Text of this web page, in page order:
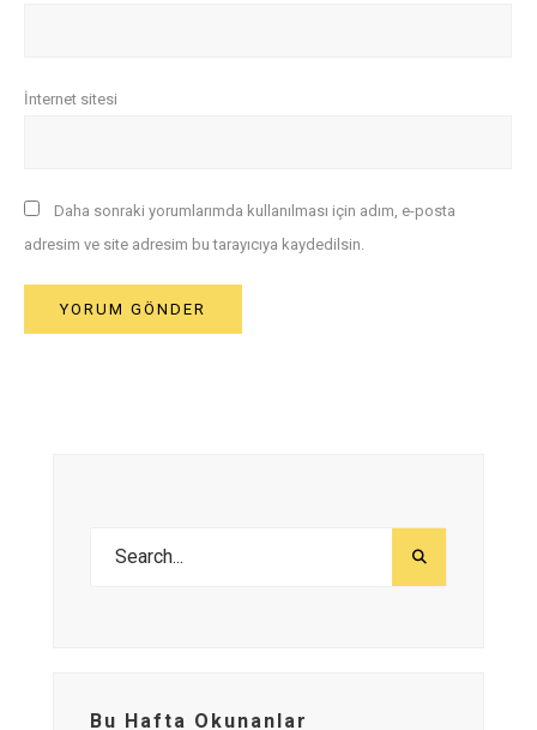
İnternet sitesi
Daha sonraki yorumlarımda kullanılması için adım, e-posta
adresim ve site adresim bu tarayıcıya kaydedilsin.
Bu Hafta Okunanlar